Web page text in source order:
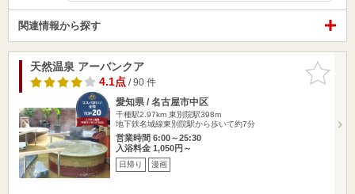
関連情報から探す
お気に入
りに追加
天然温泉 アーバンクア
4.1点/ 90 件
愛知県 / 名古屋市中区
千種駅2.97km 東別院駅398m
地下鉄名城線東別院駅から歩いて約7分
営業時間 6:00～25:30
入浴料金 1,050円～
日帰り 漫画